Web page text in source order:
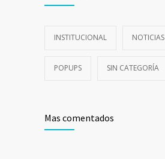
INSTITUCIONAL NOTICIAS
POPUPS SIN CATEGORÍA
Mas comentados